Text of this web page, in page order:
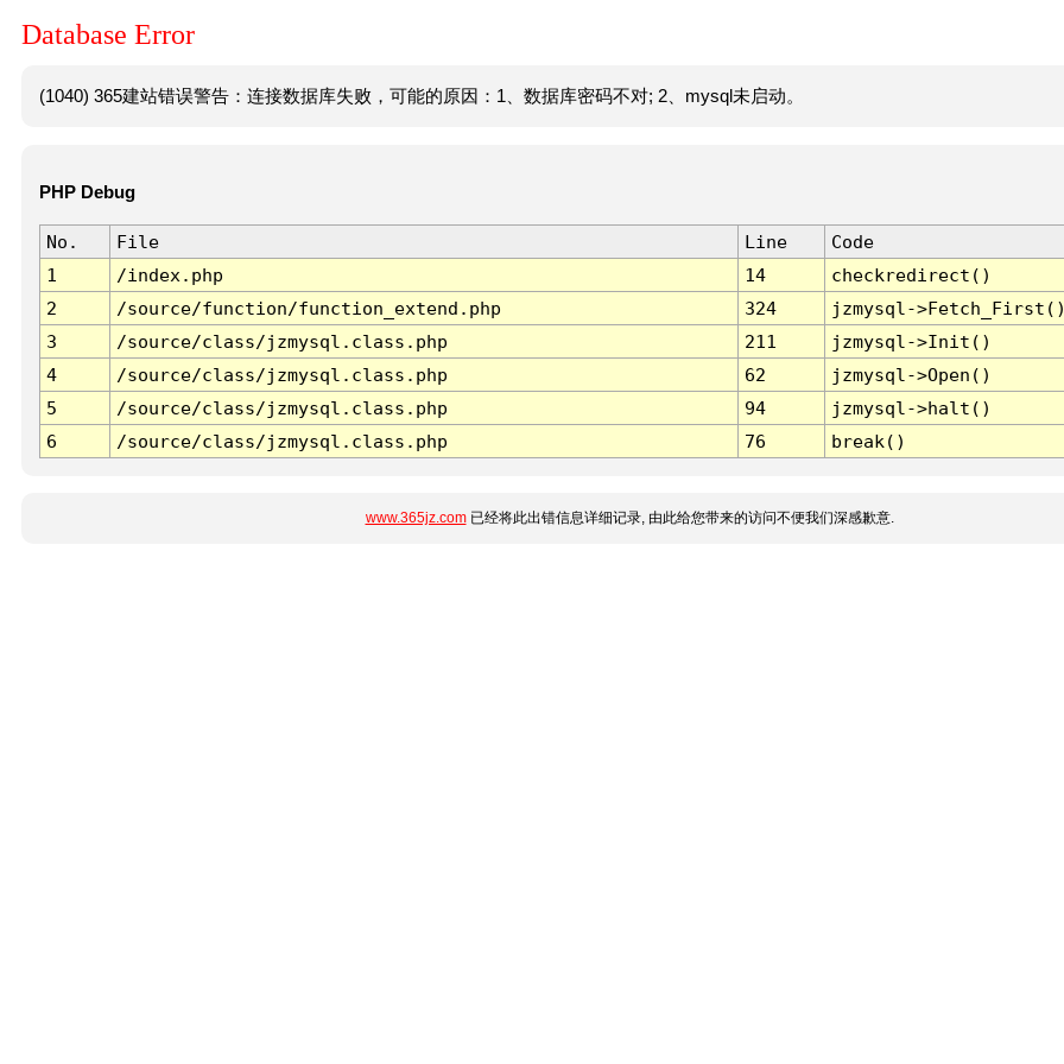
Database Error
(1040) 365建站错误警告：连接数据库失败，可能的原因：1、数据库密码不对; 2、mysql未启动。
PHP Debug
No. File Line
Code
1
/index.php 14
checkredirect()
2
/source/function/function_extend.php 324
jzmysql-
3
/source/class/jzmysql.class.php 211
jzmysql->Init()
4
/source/class/jzmysql.class.php 62
jzmysql->Open()
5
/source/class/jzmysql.class.php 94
jzmysql->halt()
6
/source/class/jzmysql.class.php 76 break()
www.365jz.com已经将此出错信息详细记录, 由此给您带来的访问不便我们深感歉意.